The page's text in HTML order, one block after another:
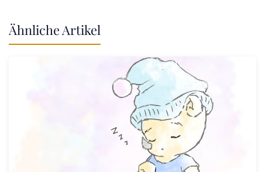
Ähnliche Artikel